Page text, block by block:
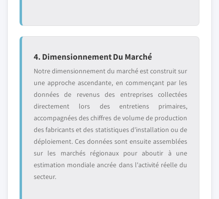
4. Dimensionnement Du Marché
Notre dimensionnement du marché est construit sur
une approche ascendante, en commençant par les
données de revenus des entreprises collectées
directement lors des entretiens primaires,
accompagnées des chiffres de volume de production
des fabricants et des statistiques d'installation ou de
déploiement. Ces données sont ensuite assemblées
sur les marchés régionaux pour aboutir à une
estimation mondiale ancrée dans l'activité réelle du
secteur.